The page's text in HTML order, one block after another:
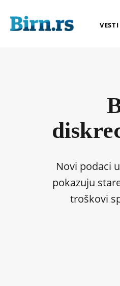
VESTI
Novi podaci
pokazuju
troškovi